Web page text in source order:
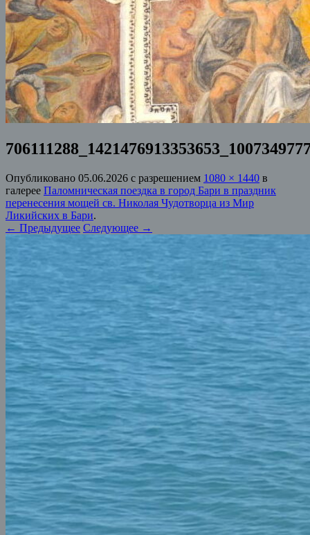
Опубликовано 05.06.2026 с разрешением 1080 × 1440 в
галерее Паломническая поездка в город Бари в праздник
перенесения мощей св. Николая Чудотворца из Мир
Ликийских в Бари.
← Предыдущее Следующее →